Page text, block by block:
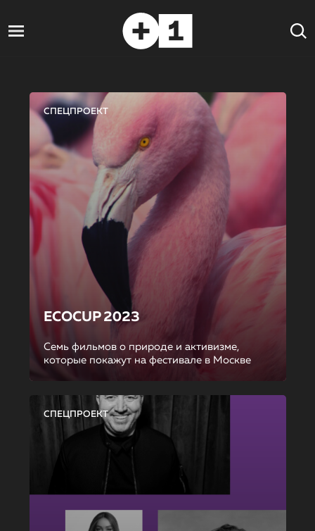
СПЕЦПРОЕКТ
ECOCUP 2023
Семь фильмов о природе и активизме,
которые покажут на фестивале в Москве
СПЕЦПРОЕКТ